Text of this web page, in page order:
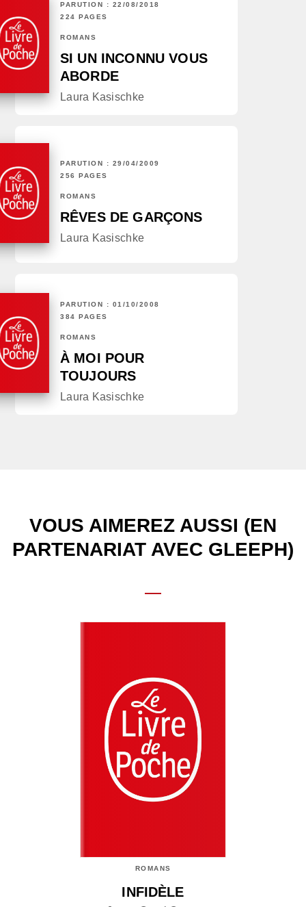
PARUTION : 22/08/2018
224 PAGES
ROMANS
SI UN INCONNU VOUS
ABORDE
Laura Kasischke
PARUTION : 29/04/2009
256 PAGES
ROMANS
RÊVES DE GARÇONS
Laura Kasischke
PARUTION : 01/10/2008
384 PAGES
ROMANS
À MOI POUR
TOUJOURS
Laura Kasischke
VOUS AIMEREZ AUSSI (EN
PARTENARIAT AVEC GLEEPH)
ROMANS
INFIDÈLE